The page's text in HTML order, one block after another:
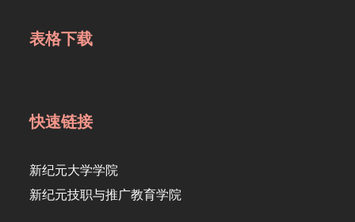
表格下载
快速链接
新纪元大学学院
新纪元技职与推广教育学院